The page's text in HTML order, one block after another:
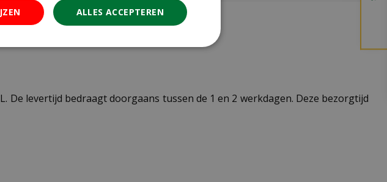
levertijd bedraagt doorgaans tussen de 1 en 2 werkdagen. Deze bezorgtijd
ALLES ACCEPTEREN